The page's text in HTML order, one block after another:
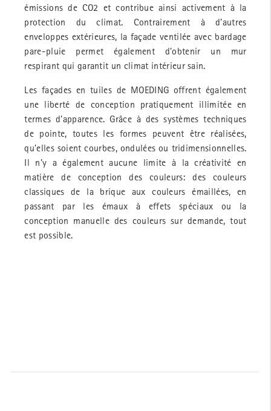
émissions de CO2 et contribue ainsi activement à la
protection du climat. Contrairement à d’autres
enveloppes extérieures, la façade ventilée avec bardage
pare-pluie permet également d’obtenir un mur
respirant qui garantit un climat intérieur sain.
Les façades en tuiles de MOEDING offrent également
une liberté de conception pratiquement illimitée en
termes d’apparence. Grâce à des systèmes techniques
de pointe, toutes les formes peuvent être réalisées,
qu’elles soient courbes, ondulées ou tridimensionnelles.
Il n’y a également aucune limite à la créativité en
matière de conception des couleurs: des couleurs
classiques de la brique aux couleurs émaillées, en
passant par les émaux à effets spéciaux ou la
conception manuelle des couleurs sur demande, tout
est possible.